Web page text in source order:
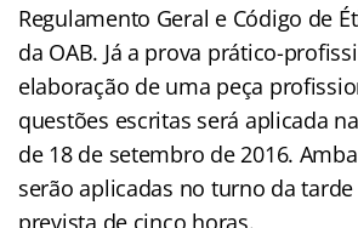
Regulamento Geral e Código de
da OAB. Já a prova prático-
elaboração de uma peça
questões escritas será aplicada
de 18 de setembro de 2016.
serão aplicadas no turno da
prevista de cinco horas.